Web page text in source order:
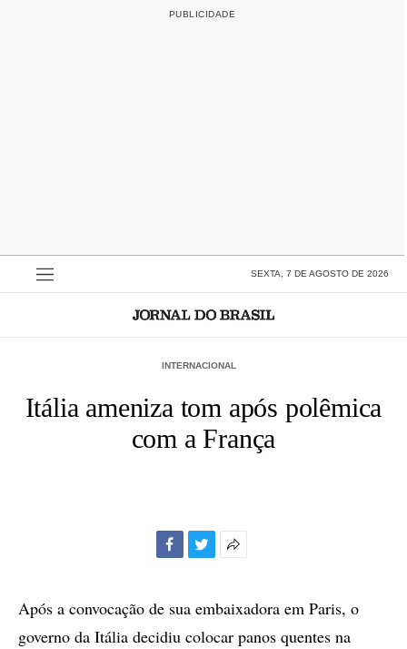
SEXTA, 7 DE AGOSTO DE 2026
INTERNACIONAL
Itália ameniza tom após polêmica
com a França
compartilhamento
Após a convocação de sua embaixadora em Paris, o
governo da Itália decidiu colocar panos quentes na